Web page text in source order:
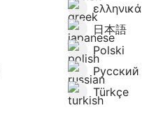
ελληνικά
日本語
Polski
Русский
Türkçe